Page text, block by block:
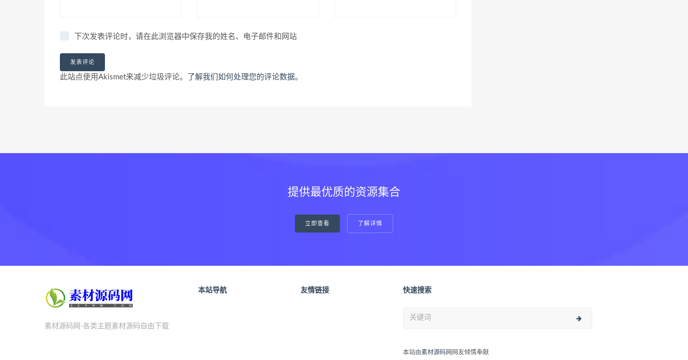
下次发表评论时，请在此浏览器中保存我的姓名、电子邮件和网站
此站点使用Akismet来减少垃圾评论。 了解我们如何处理您的评论数据。
提供最优质的资源集合
立即查看 了解详情
素材源码网-各类主题素材源码自由下载
本站导航 友情链接 快速搜索
本站由素材源码网 网友倾情奉献